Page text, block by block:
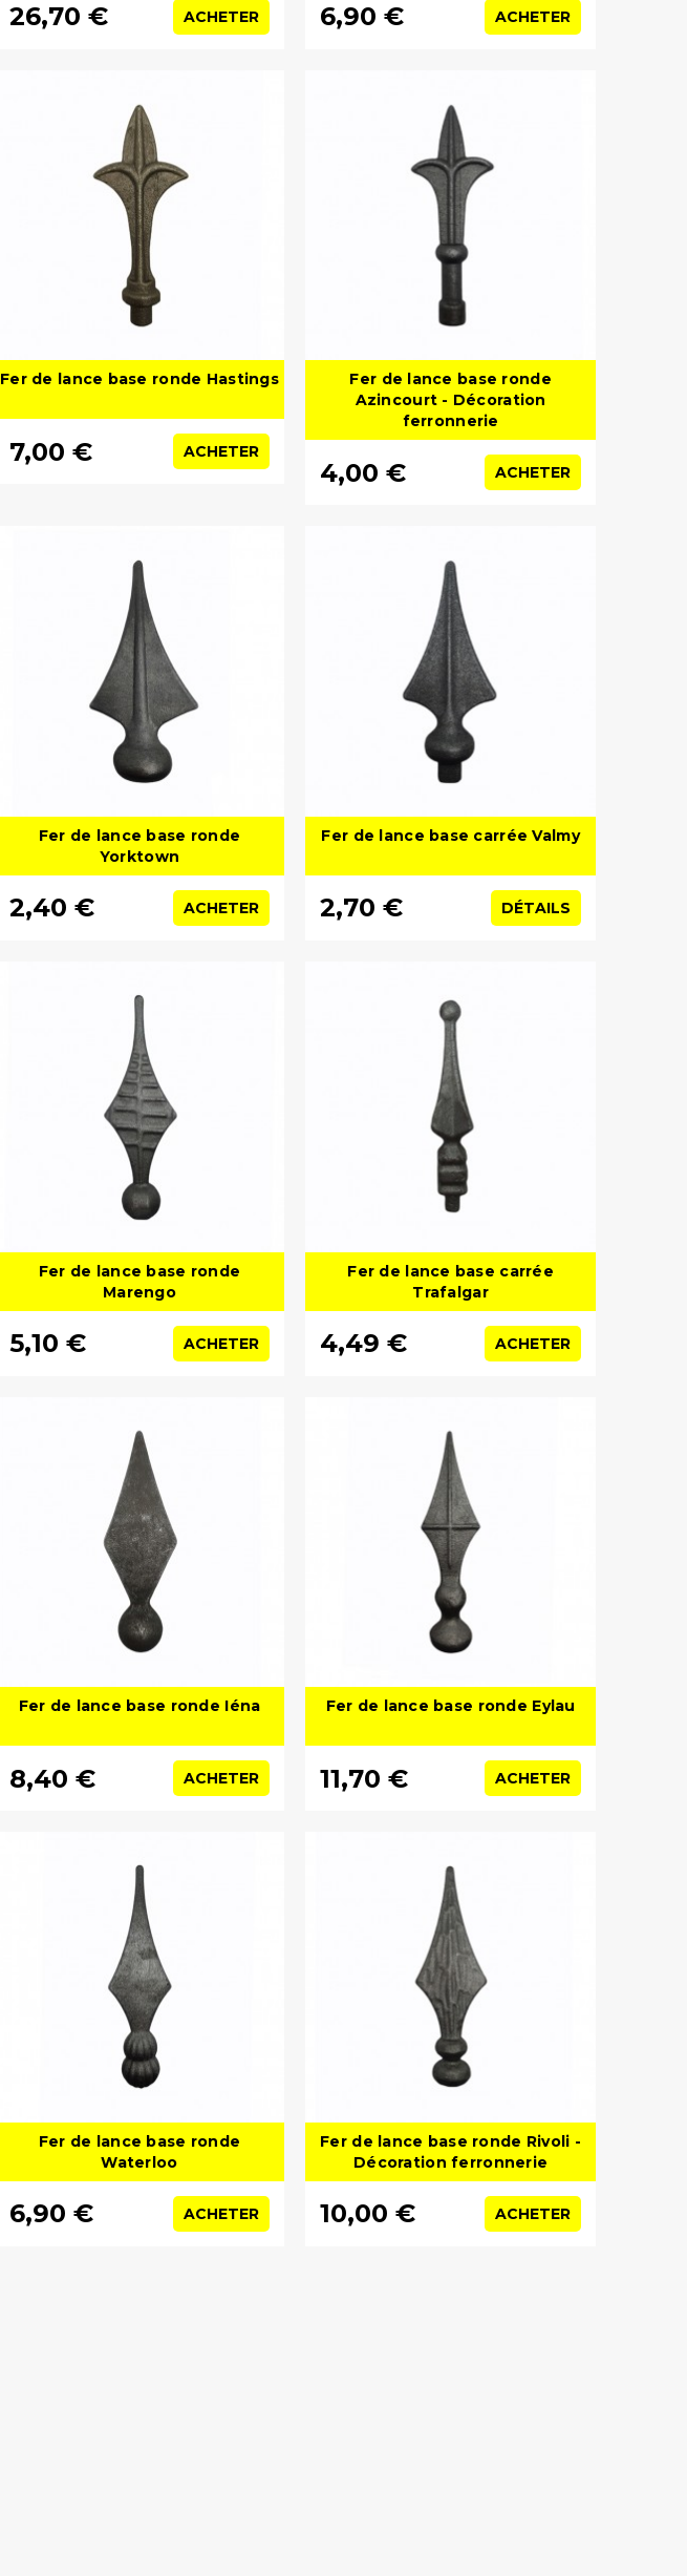
26,70 € ACHETER 6,90 € ACHETER
Fer de lance base ronde Hastings
7,00 € ACHETER
Fer de lance base ronde
Azincourt - Décoration
ferronnerie
4,00 € ACHETER
Fer de lance base ronde
Yorktown
2,40 € ACHETER
Fer de lance base carrée Valmy
2,70 € DÉTAILS
Fer de lance base ronde
Marengo
5,10 € ACHETER
Fer de lance base carrée
Trafalgar
4,49 € ACHETER
Fer de lance base ronde Iéna
8,40 € ACHETER
Fer de lance base ronde Eylau
11,70 € ACHETER
Fer de lance base ronde
Waterloo
6,90 € ACHETER
Fer de lance base ronde Rivoli -
Décoration ferronnerie
10,00 € ACHETER